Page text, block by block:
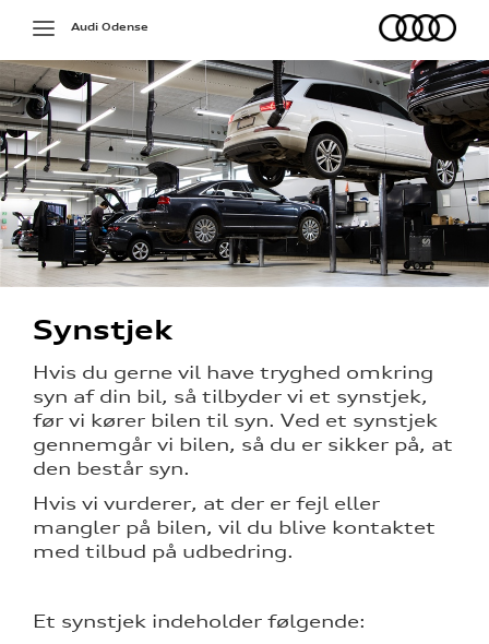
service
Toggle
navigation
Audi
Audi Odense
Synstjek
Hvis du gerne vil have tryghed omkring
syn af din bil, så tilbyder vi et synstjek,
før vi kører bilen til syn. Ved et synstjek
gennemgår vi bilen, så du er sikker på, at
den består syn.
Hvis vi vurderer, at der er fejl eller
mangler på bilen, vil du blive kontaktet
med tilbud på udbedring.
Et synstjek indeholder følgende: